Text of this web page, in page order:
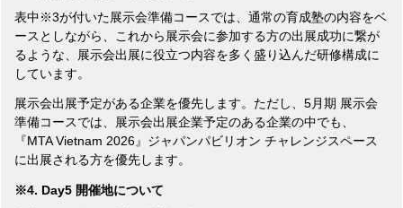
表中※3が付いた展示会準備コースでは、通常の育成塾の内容をベ
ースとしながら、これから展示会に参加する方の出展成功に繋が
るような、展示会出展に役立つ内容を多く盛り込んだ研修構成に
しています。
展示会出展予定がある企業を優先します。ただし、5月期 展示会
準備コースでは、展示会出展企業予定のある企業の中でも、
『MTA Vietnam 2026』ジャパンパビリオン チャレンジスペース
に出展される方を優先します。
※4. Day5 開催地について